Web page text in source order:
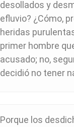
desollados y
efluvio? ¿Cómo,
heridas
primer hombre
acusado; no,
decidió no tener
Porque los